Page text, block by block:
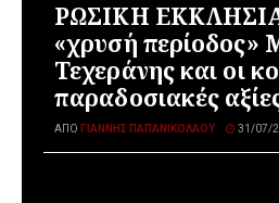
ΡΩΣΙΚΗ
«χρυσή περίοδος»
Τεχεράνης και οι
παραδοσιακές
ΑΠΌ ΓΙΆΝΝΗΣ ΠΑΠΑΝΙΚΟΛΆΟΥ 31/07/